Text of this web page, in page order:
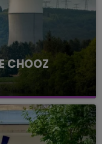
CHOOZ
centrale
Une situation
qui est toujours